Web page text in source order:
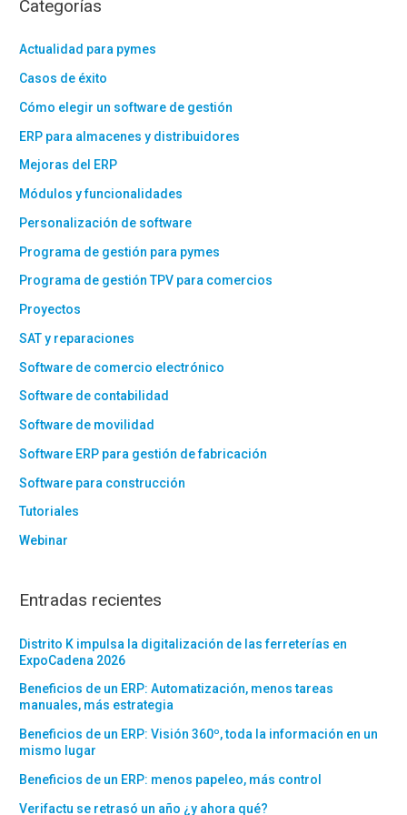
Categorías
Actualidad para pymes
Casos de éxito
Cómo elegir un software de gestión
ERP para almacenes y distribuidores
Mejoras del ERP
Módulos y funcionalidades
Personalización de software
Programa de gestión para pymes
Programa de gestión TPV para comercios
Proyectos
SAT y reparaciones
Software de comercio electrónico
Software de contabilidad
Software de movilidad
Software ERP para gestión de fabricación
Software para construcción
Tutoriales
Webinar
Entradas recientes
Distrito K impulsa la digitalización de las ferreterías en
ExpoCadena 2026
Beneficios de un ERP: Automatización, menos tareas
manuales, más estrategia
Beneficios de un ERP: Visión 360º, toda la información en un
mismo lugar
Beneficios de un ERP: menos papeleo, más control
Verifactu se retrasó un año ¿y ahora qué?